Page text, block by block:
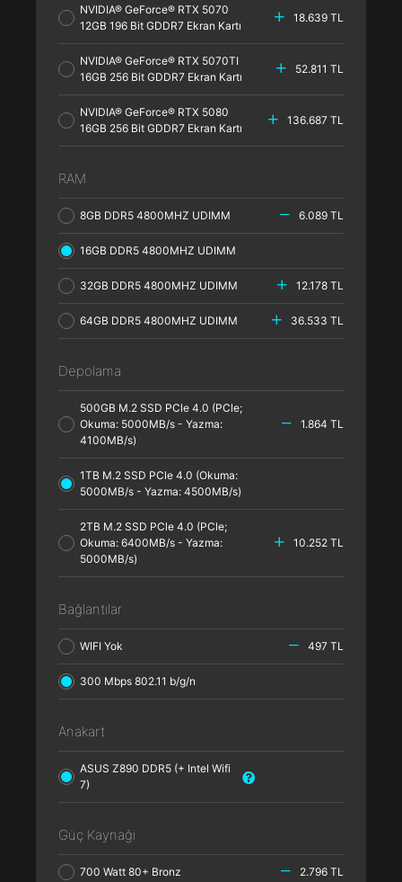
NVIDIA® GeForce® RTX 5070
12GB 196 Bit GDDR7 Ekran Kartı
18.639 TL
NVIDIA® GeForce® RTX 5070TI
16GB 256 Bit GDDR7 Ekran Kartı
52.811 TL
NVIDIA® GeForce® RTX 5080
16GB 256 Bit GDDR7 Ekran Kartı
136.687 TL
RAM
8GB DDR5 4800MHZ UDIMM 6.089 TL
16GB DDR5 4800MHZ UDIMM
32GB DDR5 4800MHZ UDIMM 12.178 TL
64GB DDR5 4800MHZ UDIMM 36.533 TL
Depolama
500GB M.2 SSD PCle 4.0 (PCle;
Okuma: 5000MB/s - Yazma:
4100MB/s)
1.864 TL
1TB M.2 SSD PCle 4.0 (Okuma:
5000MB/s - Yazma: 4500MB/s)
2TB M.2 SSD PCle 4.0 (PCle;
Okuma: 6400MB/s - Yazma:
5000MB/s)
10.252 TL
Bağlantılar
WIFI Yok 497 TL
300 Mbps 802.11 b/g/n
Anakart
ASUS Z890 DDR5 (+ Intel Wifi
7)
Güç Kaynağı
700 Watt 80+ Bronz 2.796 TL